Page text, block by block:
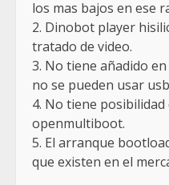
los mas bajos en ese
2. Dinobot player
tratado de video.
3. No tiene añadido
no se pueden usar
4. No tiene
openmultiboot.
5. El arranque
que existen en el